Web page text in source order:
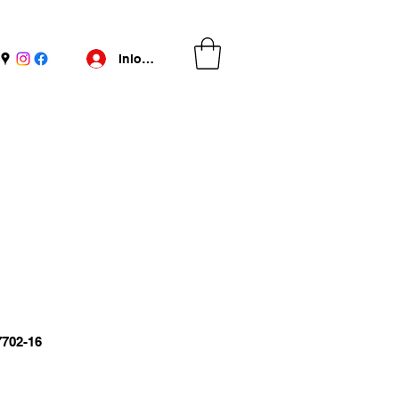
Inloggen
16